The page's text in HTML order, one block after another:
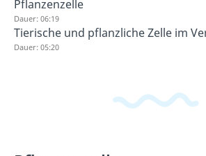
Pflanzenzelle
Dauer: 06:19
Tierische und pflanzliche Zelle im
Dauer: 05:20